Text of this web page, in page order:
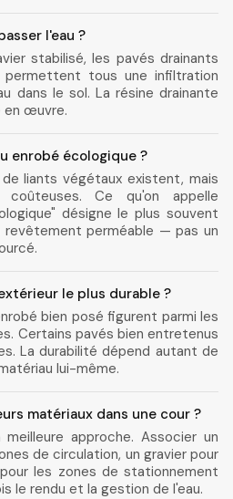
l'eau ?
stabilisé, les pavés drainants
tous une infiltration
dans le sol. La résine drainante
en œuvre.
enrobé écologique ?
liants végétaux existent, mais
Ce qu'on appelle
désigne le plus souvent
revêtement perméable — pas un
le plus durable ?
bien posé figurent parmi les
Certains pavés bien entretenus
La durabilité dépend autant de
lui-même.
matériaux dans une cour ?
approche. Associer un
de circulation, un gravier pour
les zones de stationnement
le rendu et la gestion de l'eau.